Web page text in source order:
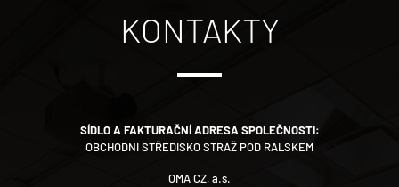
KONTAKTY
SÍDLO A FAKTURAČNÍ ADRESA SPOLEČNOSTI:
OBCHODNÍ STŘEDISKO STRÁŽ POD RALSKEM
OMA CZ, a.s.